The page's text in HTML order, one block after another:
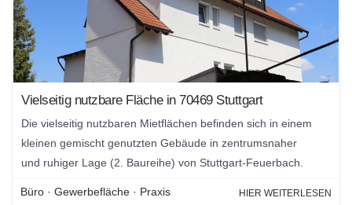
Vielseitig nutzbare Fläche in 70469 Stuttgart
Die vielseitig nutzbaren Mietflächen befinden sich in einem
kleinen gemischt genutzten Gebäude in zentrumsnaher
und ruhiger Lage (2. Baureihe) von Stuttgart-Feuerbach.
Büro · Gewerbefläche · Praxis HIER WEITERLESEN